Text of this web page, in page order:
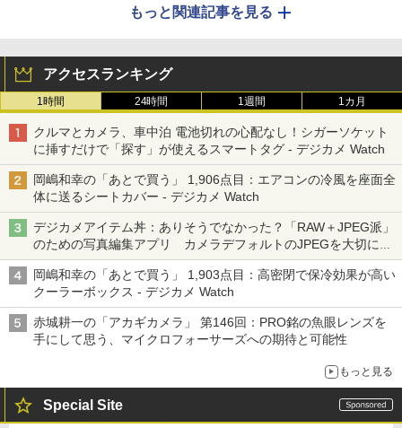
もっと関連記事を見る
アクセスランキング
1時間 24時間 1週間 1カ月
クルマとカメラ、車中泊 電池切れの心配なし！シガーソケット
に挿すだけで「探す」が使えるスマートタグ - デジカメ Watch
岡嶋和幸の「あとで買う」 1,906点目：エアコンの冷風を座面全
体に送るシートカバー - デジカメ Watch
デジカメアイテム丼：ありそうでなかった？「RAW＋JPEG派」
のための写真編集アプリ カメラデフォルトのJPEGを大切にす
る「Filmator」
岡嶋和幸の「あとで買う」 1,903点目：高密閉で保冷効果が高い
クーラーボックス - デジカメ Watch
赤城耕一の「アカギカメラ」 第146回：PRO銘の魚眼レンズを
手にして思う、マイクロフォーサーズへの期待と可能性
もっと見る
Special Site